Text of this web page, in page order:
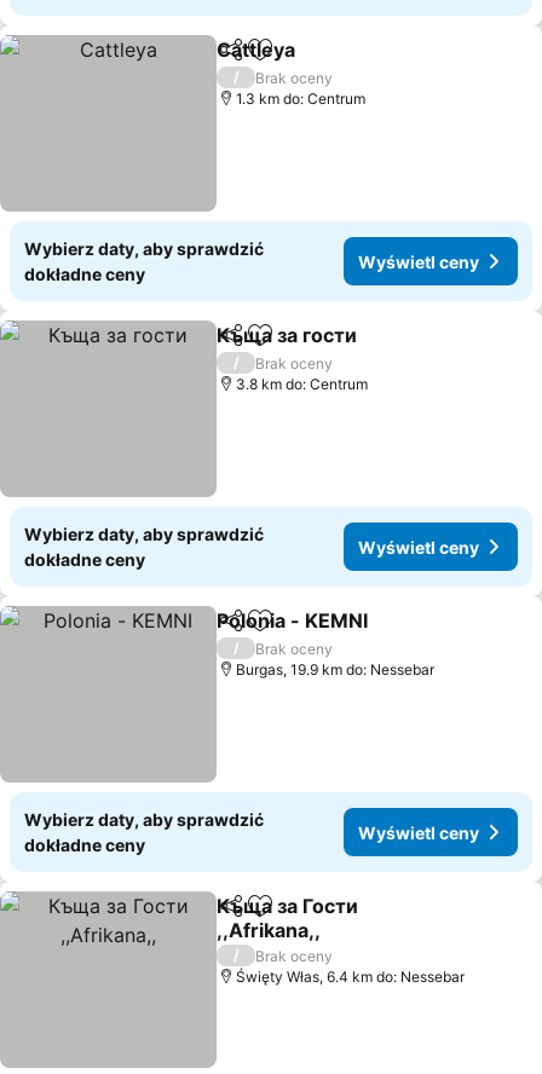
UdostępnijDodaj do ulubionych
Cattleya
/
Brak oceny
1.3 km do: Centrum
Wybierz daty, aby sprawdzić
dokładne ceny
Wyświetl ceny
Udostępnij
Dodaj do ulubionych
Къща за гости
/
Brak oceny
3.8 km do: Centrum
Wybierz daty, aby sprawdzić
dokładne ceny
Wyświetl ceny
Udostępnij
Dodaj do ulubionych
Polonia - KEMNI
/
Brak oceny
Burgas, 19.9 km do: Nessebar
Wybierz daty, aby sprawdzić
dokładne ceny
Wyświetl ceny
Udostępnij
Dodaj do ulubionych
Къща за Гости
,,Afrikana,,
/
Brak oceny
Święty Włas, 6.4 km do: Nessebar